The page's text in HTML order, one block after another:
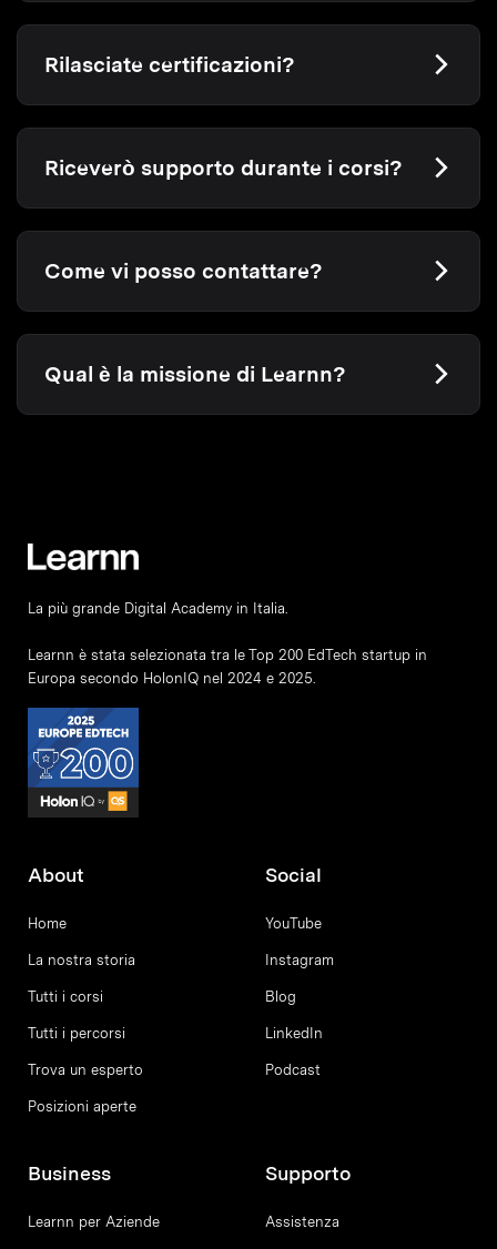
Rilasciate certificazioni?
Riceverò supporto durante i corsi?
Come vi posso contattare?
Qual è la missione di Learnn?
La più grande Digital Academy in Italia.
Learnn è stata selezionata tra le Top 200 EdTech startup in
Europa secondo HolonIQ nel 2024 e 2025.
About
Home
La nostra storia
Tutti i corsi
Tutti i percorsi
Trova un esperto
Posizioni aperte
Social
YouTube
Instagram
Blog
LinkedIn
Podcast
Business
Learnn per Aziende
Supporto
Assistenza